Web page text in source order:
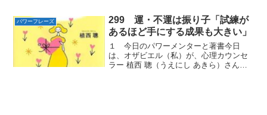
ーズ」をお届けします。２ 心を込めて
弔う気持ちがあれば立派...
パワーフレーズ
299 運・不運は振り子「試練が
あるほど手にする成果も大きい」
１ 今日のパワーメンターと著書今日
は、オザビエル（私）が、心理カウンセ
ラー 植西 聰（うえにし あきら）さんの